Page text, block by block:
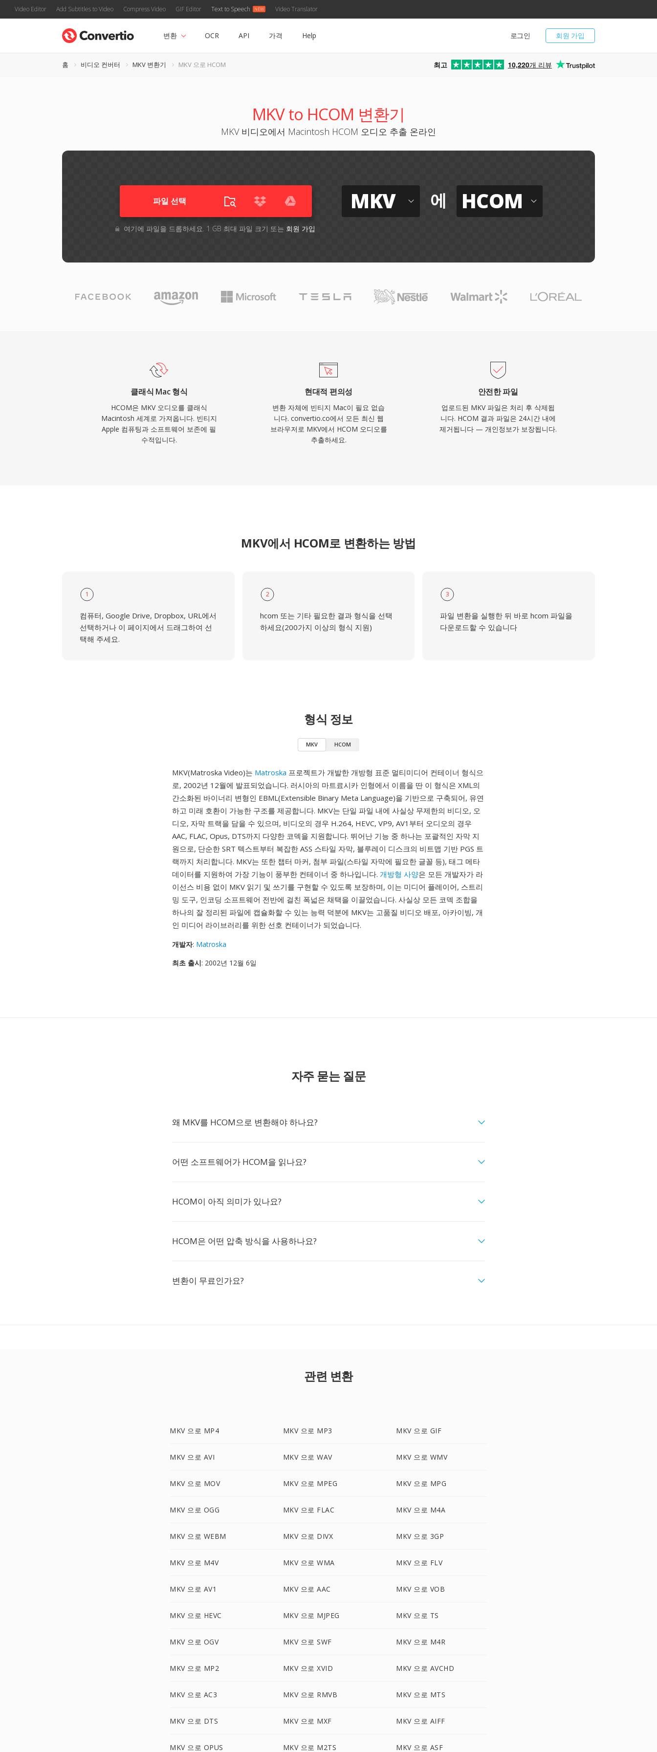
Video Editor Add Subtitles to Video Compress Video GIF Editor Text to Speech Video Translator
회원 가입
로그인
변환 OCR API 가격 Help
홈 비디오 컨버터 MKV 변환기 MKV 으로 HCOM 최고 10,220개 리뷰
MKV to HCOM 변환기
MKV 비디오에서 Macintosh HCOM 오디오 추출 온라인
파일 선택
여기에 파일을 드롭하세요. 1 GB 최대 파일 크기 또는 회원 가입
MKV 에 HCOM
클래식 Mac 형식
HCOM은 MKV 오디오를 클래식
Macintosh 세계로 가져옵니다. 빈티지
Apple 컴퓨팅과 소프트웨어 보존에 필
수적입니다.
현대적 편의성
변환 자체에 빈티지 Mac이 필요 없습
니다. convertio.co에서 모든 최신 웹
브라우저로 MKV에서 HCOM 오디오를
추출하세요.
안전한 파일
업로드된 MKV 파일은 처리 후 삭제됩
니다. HCOM 결과 파일은 24시간 내에
제거됩니다 — 개인정보가 보장됩니다.
MKV에서 HCOM로 변환하는 방법
1
컴퓨터, Google Drive, Dropbox, URL에서
선택하거나 이 페이지에서 드래그하여 선
택해 주세요.
2
hcom 또는 기타 필요한 결과 형식을 선택
하세요(200가지 이상의 형식 지원)
3
파일 변환을 실행한 뒤 바로 hcom 파일을
다운로드할 수 있습니다
형식 정보
MKV HCOM
MKV(Matroska Video)는 Matroska 프로젝트가 개발한 개방형 표준 멀티미디어 컨테이너 형식으
로, 2002년 12월에 발표되었습니다. 러시아의 마트료시카 인형에서 이름을 딴 이 형식은 XML의
간소화된 바이너리 변형인 EBML(Extensible Binary Meta Language)을 기반으로 구축되어, 유연
하고 미래 호환이 가능한 구조를 제공합니다. MKV는 단일 파일 내에 사실상 무제한의 비디오, 오
디오, 자막 트랙을 담을 수 있으며, 비디오의 경우 H.264, HEVC, VP9, AV1부터 오디오의 경우
AAC, FLAC, Opus, DTS까지 다양한 코덱을 지원합니다. 뛰어난 기능 중 하나는 포괄적인 자막 지
원으로, 단순한 SRT 텍스트부터 복잡한 ASS 스타일 자막, 블루레이 디스크의 비트맵 기반 PGS 트
랙까지 처리합니다. MKV는 또한 챕터 마커, 첨부 파일(스타일 자막에 필요한 글꼴 등), 태그 메타
데이터를 지원하여 가장 기능이 풍부한 컨테이너 중 하나입니다. 개방형 사양은 모든 개발자가 라
이선스 비용 없이 MKV 읽기 및 쓰기를 구현할 수 있도록 보장하며, 이는 미디어 플레이어, 스트리
밍 도구, 인코딩 소프트웨어 전반에 걸친 폭넓은 채택을 이끌었습니다. 사실상 모든 코덱 조합을
하나의 잘 정리된 파일에 캡슐화할 수 있는 능력 덕분에 MKV는 고품질 비디오 배포, 아카이빙, 개
인 미디어 라이브러리를 위한 선호 컨테이너가 되었습니다.
개발자: Matroska
최초 출시: 2002년 12월 6일
자주 묻는 질문
왜 MKV를 HCOM으로 변환해야 하나요?
어떤 소프트웨어가 HCOM을 읽나요?
HCOM이 아직 의미가 있나요?
HCOM은 어떤 압축 방식을 사용하나요?
변환이 무료인가요?
관련 변환
MKV 으로 MP4 MKV 으로 MP3 MKV 으로 GIF
MKV 으로 AVI MKV 으로 WAV MKV 으로 WMV
MKV 으로 MOV MKV 으로 MPEG MKV 으로 MPG
MKV 으로 OGG MKV 으로 FLAC MKV 으로 M4A
MKV 으로 WEBM MKV 으로 DIVX MKV 으로 3GP
MKV 으로 M4V MKV 으로 WMA MKV 으로 FLV
MKV 으로 AV1 MKV 으로 AAC MKV 으로 VOB
MKV 으로 HEVC MKV 으로 MJPEG MKV 으로 TS
MKV 으로 OGV MKV 으로 SWF MKV 으로 M4R
MKV 으로 MP2 MKV 으로 XVID MKV 으로 AVCHD
MKV 으로 AC3 MKV 으로 RMVB MKV 으로 MTS
MKV 으로 DTS MKV 으로 MXF MKV 으로 AIFF
MKV 으로 OPUS MKV 으로 M2TS MKV 으로 ASF